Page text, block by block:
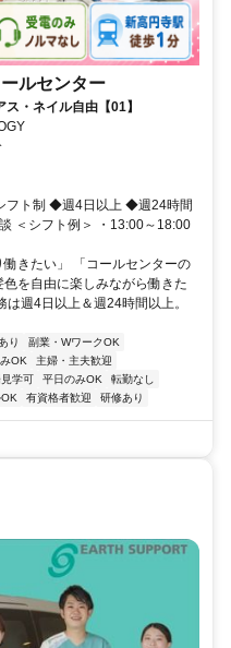
ルセンター
・ネイル自由【01】
フト制 ◆週4日以上 ◆週24時間
＜シフト例＞ ・13:00～18:00
きたい」 「コールセンターの
を自由に楽しみながら働きた
週4日以上＆週24時間以上。
り
副業・WワークOK
OK
主婦・主夫歓迎
学可 平日のみOK
転勤なし
有資格者歓迎 研修あり